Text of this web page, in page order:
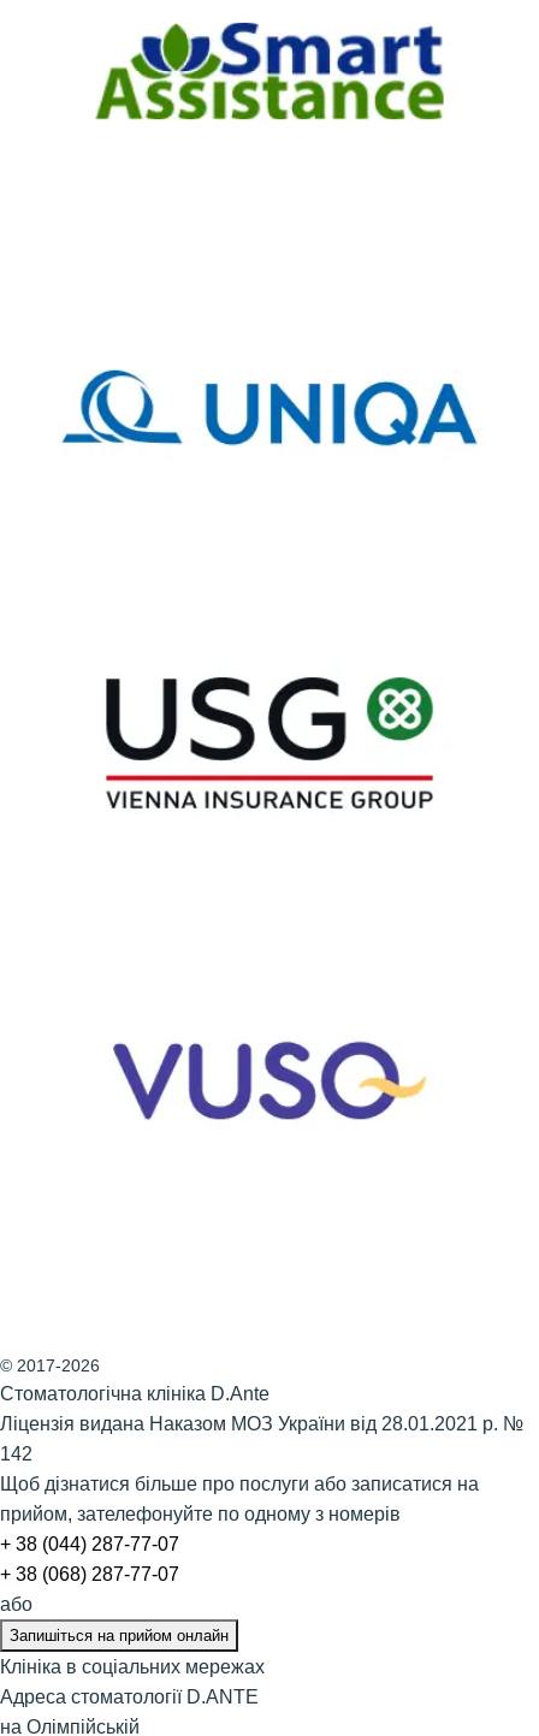
© 2017-2026
Стоматологічна клініка D.Ante
Ліцензія видана Наказом МОЗ України від 28.01.2021 р. №
142
Щоб дізнатися більше про послуги або записатися на
прийом, зателефонуйте по одному з номерів
​+ 38 (044) 287-77-07
+ 38 (068) 287-77-07
або
Запишіться на прийом онлайн
Клініка в соціальних мережах
Адреса стоматології D.ANTE
на Олімпійській